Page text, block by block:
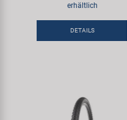
erhältlich
DETAILS